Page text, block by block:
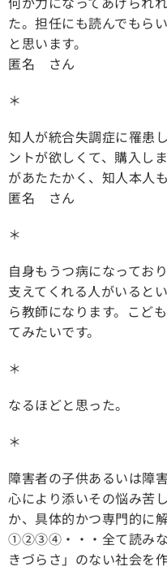
た。担任にも読んでもら
と思います。
匿名 さん
＊
知人が統合失調症に罹患
ントが欲しくて、購入し
があたたかく、知人本人
匿名 さん
＊
自身もうつ病になってお
支えてくれる人がいると
ら教師になります。こど
てみたいです。
＊
なるほどと思った。
＊
障害者の子供あるいは障
心により添いその悩み苦
か、具体的かつ専門的に
①②③④・・・全て読みな
きづらさ」のない社会を